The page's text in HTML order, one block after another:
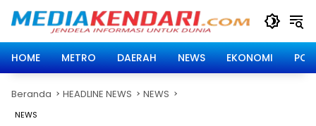
HOME
METRO DAERAH NEWS EKONOMI
Beranda HEADLINE NEWS NEWS
NEWS